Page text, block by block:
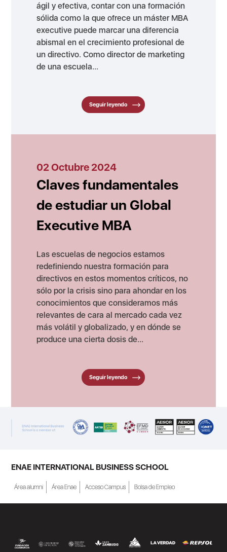
ágil y efectiva, contar con una formación
sólida como la que ofrece un máster MBA
executive puede marcar una diferencia
abismal en el crecimiento profesional de
un directivo. Como director de marketing
de una escuela...
Seguir leyendo
02 Octubre 2024
Claves fundamentales
de estudiar un Global
Executive MBA
Las escuelas de negocios estamos
redefiniendo nuestra formación para
directivos en estos momentos críticos, no
sólo por la crisis sino para ahondar en los
conocimientos que consideramos más
relevantes de cara al mercado cada vez
más volátil y globalizado, y en dónde se
produce una cierta dosis de...
Seguir leyendo
ENAE INTERNATIONAL BUSINESS SCHOOL
Área alumni Área Enae Acceso Campus Bolsa de Empleo